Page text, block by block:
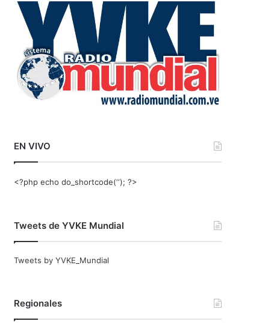
r
EN VIVO
<?php echo do_shortcode(‘‘); ?>
Tweets de YVKE Mundial
Tweets by YVKE_Mundial
Regionales